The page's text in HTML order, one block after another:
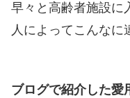
早々と高齢者施設に
人によってこんなに
ブログで紹介した愛